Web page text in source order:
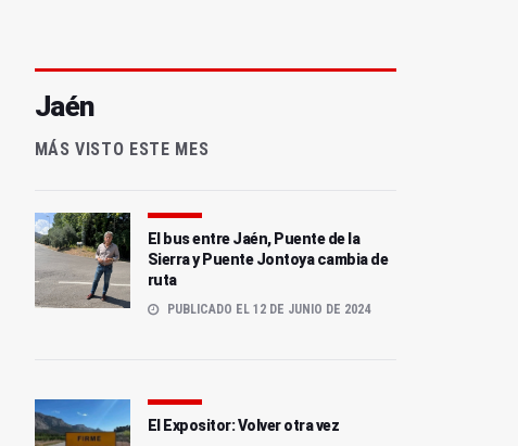
Jaén
MÁS VISTO ESTE MES
El bus entre Jaén, Puente de la
Sierra y Puente Jontoya cambia de
ruta
PUBLICADO EL 12 DE JUNIO DE 2024
El Expositor: Volver otra vez